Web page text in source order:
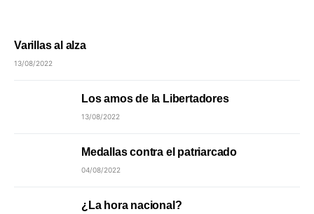
Varillas al alza
13/08/2022
Los amos de la Libertadores
13/08/2022
Medallas contra el patriarcado
04/08/2022
¿La hora nacional?